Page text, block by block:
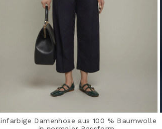
Damenhose aus 100 % Baumwolle